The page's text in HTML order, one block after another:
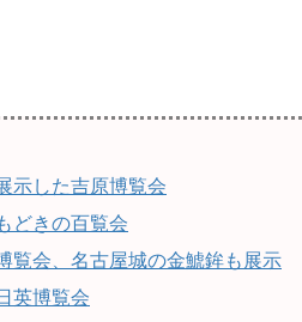
示した吉原博覧会
どきの百覧会
覧会、名古屋城の金鯱鉾も展示
英博覧会